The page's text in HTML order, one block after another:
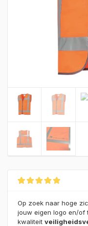
gebaseerd op
klant
waardering
Op zoek naar hoge
jouw eigen logo en/of
kwaliteit